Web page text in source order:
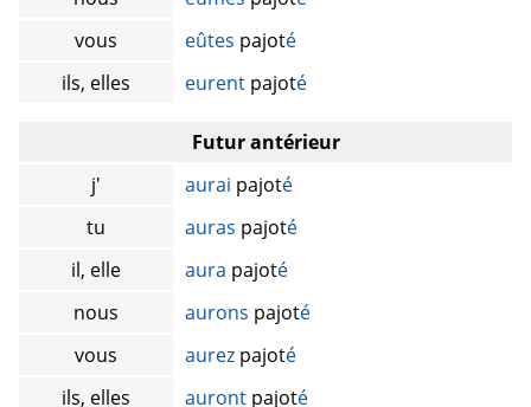
vous
eûtes pajoté
ils, elles
eurent pajoté
Futur antérieur
j'
aurai pajoté
tu
auras pajoté
il, elle
aura pajoté
nous
aurons pajoté
vous
aurez pajoté
ils, elles
auront pajoté